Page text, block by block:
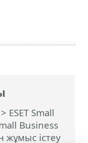
> ESET Small
Business
жұмыс істеу